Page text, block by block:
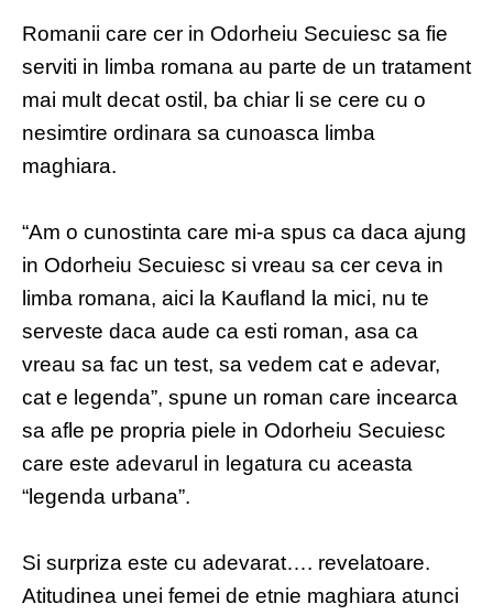
Romanii care cer in Odorheiu Secuiesc sa fie
serviti in limba romana au parte de un tratament
mai mult decat ostil, ba chiar li se cere cu o
nesimtire ordinara sa cunoasca limba
maghiara.
“Am o cunostinta care mi-a spus ca daca ajung
in Odorheiu Secuiesc si vreau sa cer ceva in
limba romana, aici la Kaufland la mici, nu te
serveste daca aude ca esti roman, asa ca
vreau sa fac un test, sa vedem cat e adevar,
cat e legenda”, spune un roman care incearca
sa afle pe propria piele in Odorheiu Secuiesc
care este adevarul in legatura cu aceasta
“legenda urbana”.
Si surpriza este cu adevarat…. revelatoare.
Atitudinea unei femei de etnie maghiara atunci